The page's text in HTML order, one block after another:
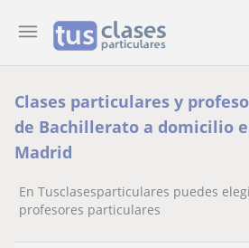
Clases particulares y
de Bachillerato a domicilio
Madrid
En Tusclasesparticulares puedes
profesores particulares